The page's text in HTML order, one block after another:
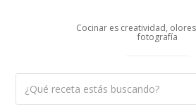
Cocinar es creatividad,
fotografía